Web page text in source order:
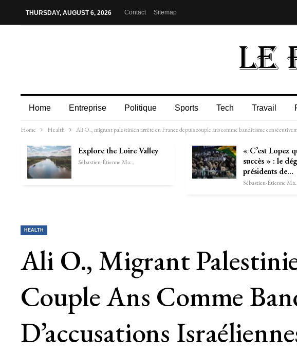
THURSDAY, AUGUST 6, 2026 Contact Sitemap
Home Entreprise Politique Sports Tech Travail
Home Health Ali O., migrant palestinien arrêté en France depuis couple ans comme banditisme
Explore the Loire Valley
Sébastien-Étienne Marechal
« C’est Lopez
succès » : le
présidents de…
HEALTH
Ali O., Migrant
Couple Ans Comme
D’accusations